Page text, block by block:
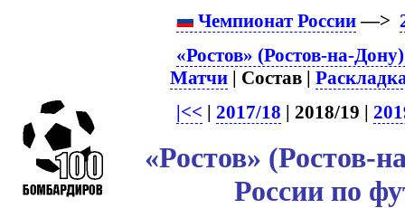
Чемпионат России—>
«Ростов» (Ростов-на-
Матчи | Состав |
|<< | 2017/18 | 2018/19 |
«Ростов» (Ростов-
России по